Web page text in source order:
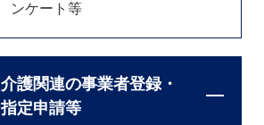
ンケート等
介護関連の事業者登録・
指定申請等